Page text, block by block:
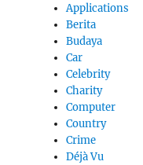
Applications
Berita
Budaya
Car
Celebrity
Charity
Computer
Country
Crime
Déjà Vu